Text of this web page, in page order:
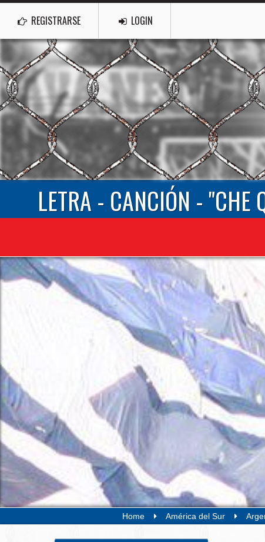
REGISTRARSE LOGIN
LETRA - CANCIÓN - "CHE
Home América del Sur